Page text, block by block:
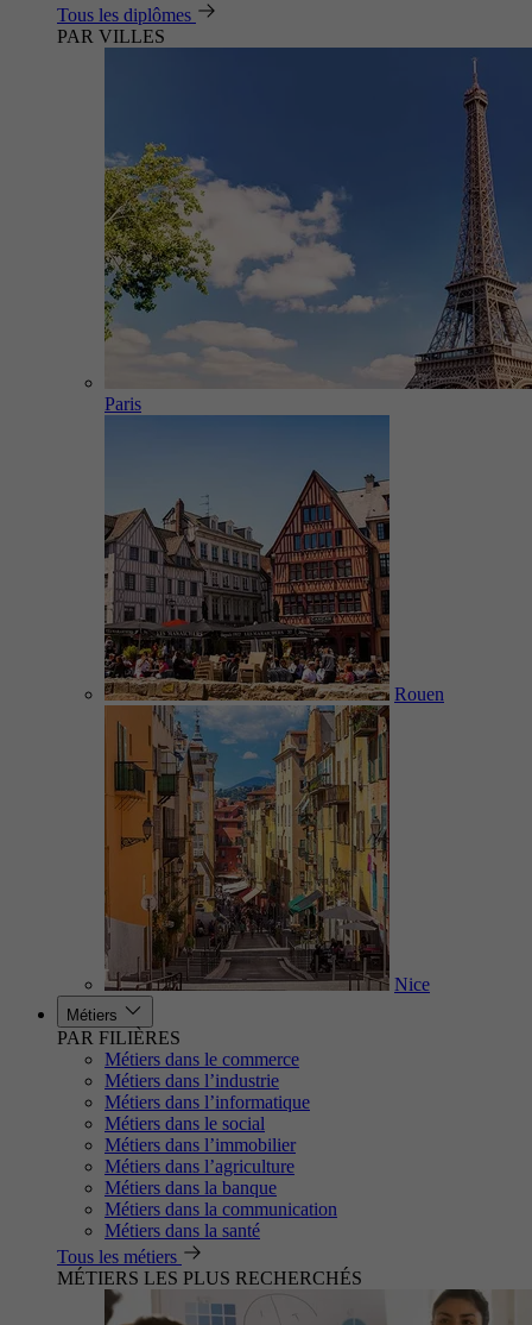
Tous les diplômes
PAR VILLES
Paris
Rouen
Nice
Métiers
PAR FILIÈRES
Métiers dans le commerce
Métiers dans l’industrie
Métiers dans l’informatique
Métiers dans le social
Métiers dans l’immobilier
Métiers dans l’agriculture
Métiers dans la banque
Métiers dans la communication
Métiers dans la santé
Tous les métiers
MÉTIERS LES PLUS RECHERCHÉS